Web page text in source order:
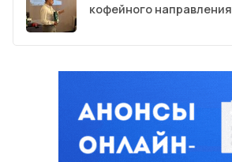
кофейного направления